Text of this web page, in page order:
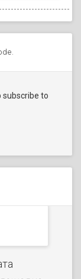
subscribe to
- Въведение